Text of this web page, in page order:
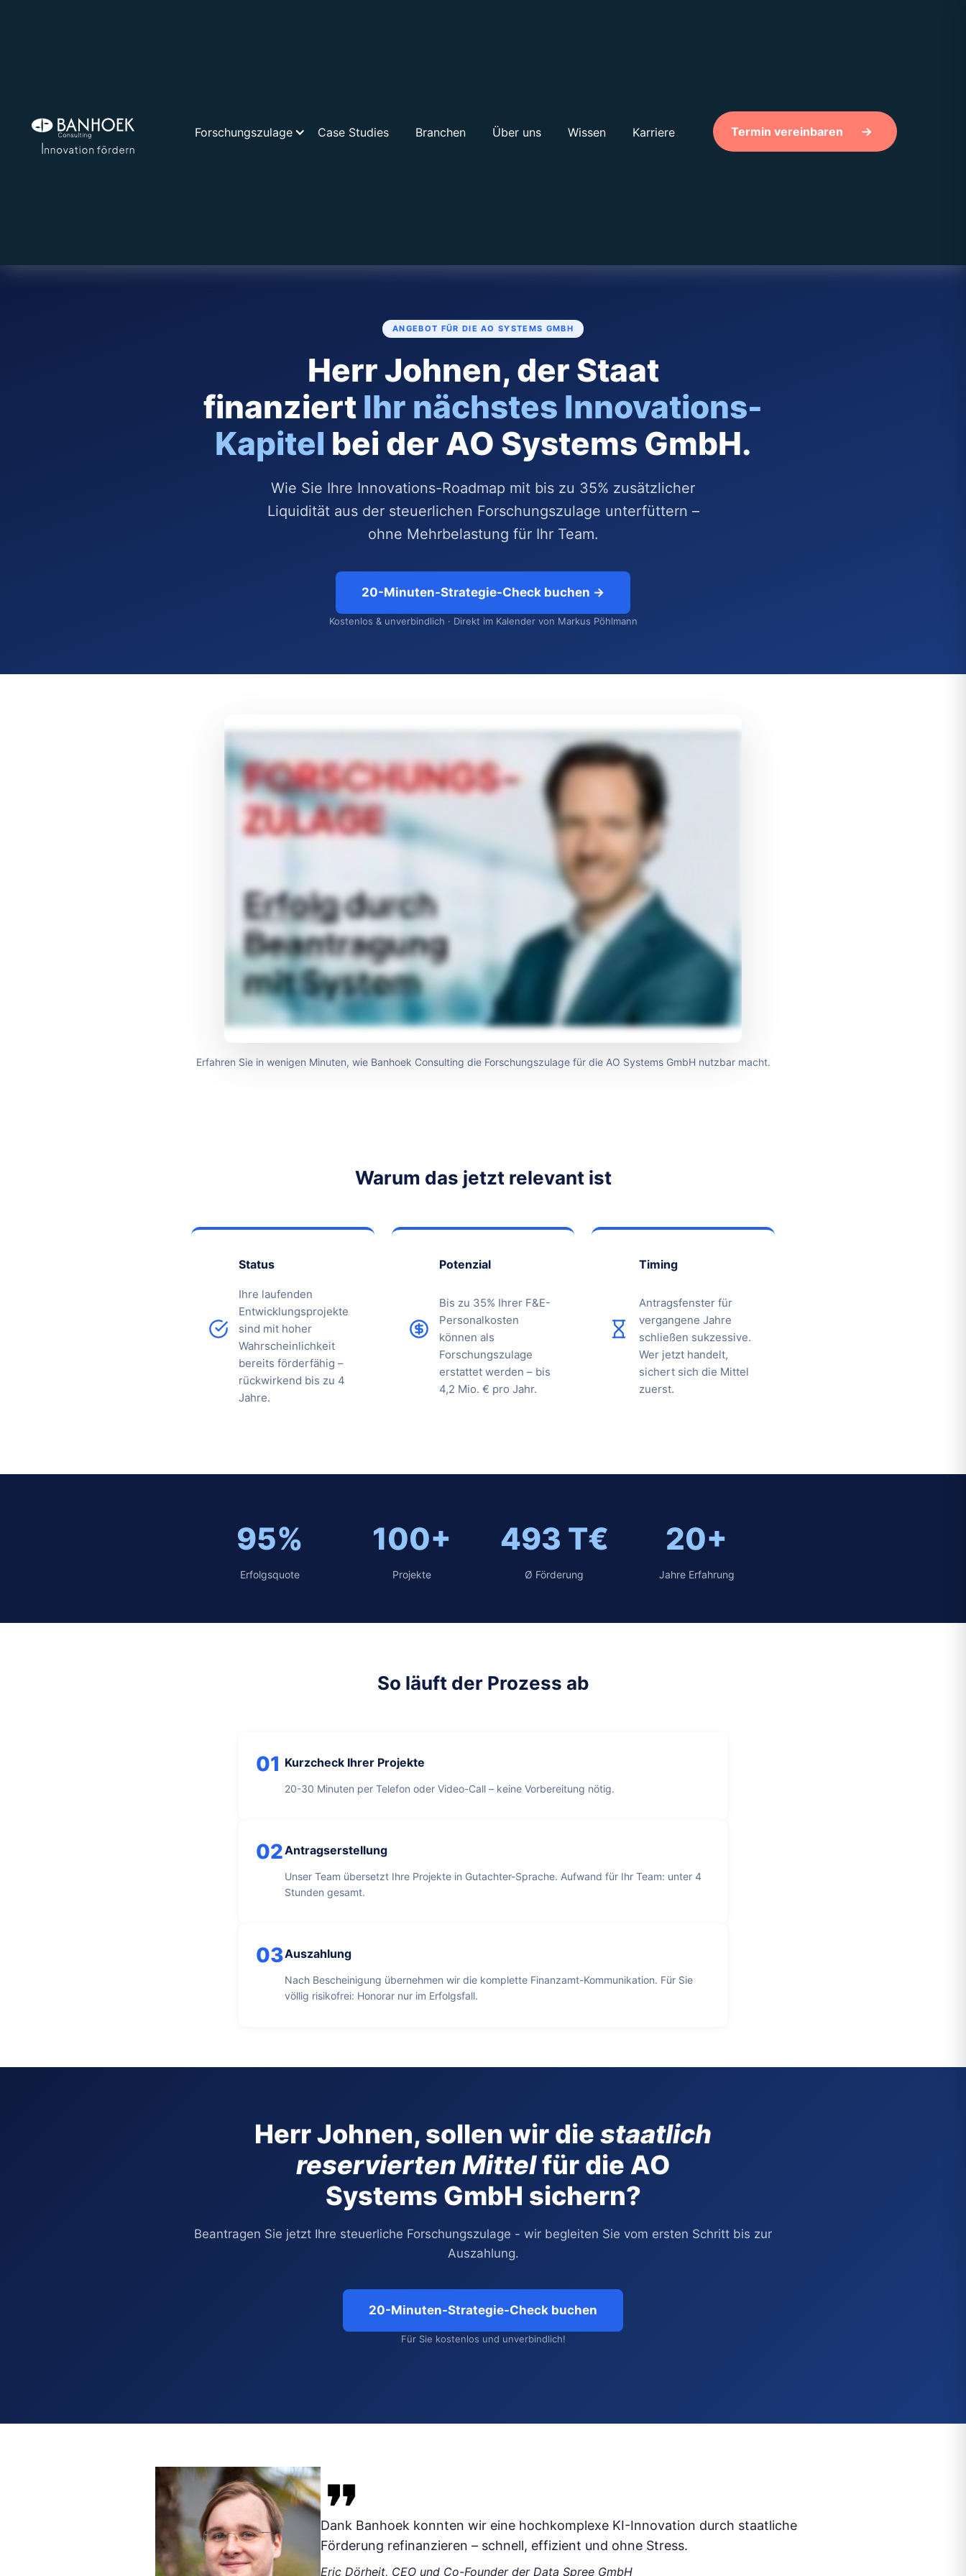
Forschungszulage Case Studies Branchen Über uns Wissen Karriere Termin vereinbaren
ANGEBOT FÜR DIE AO SYSTEMS GMBH
Herr Johnen, der Staat
finanziert Ihr nächstes Innovations-
Kapitel bei der AO Systems GmbH.
Wie Sie Ihre Innovations-Roadmap mit bis zu 35% zusätzlicher
Liquidität aus der steuerlichen Forschungszulage unterfüttern –
ohne Mehrbelastung für Ihr Team.
20-Minuten-Strategie-Check buchen →
Kostenlos & unverbindlich · Direkt im Kalender von Markus Pöhlmann
Erfahren Sie in wenigen Minuten, wie Banhoek Consulting die Forschungszulage für die AO Systems GmbH nutzbar macht.
Warum das jetzt relevant ist
Status
Ihre laufenden
Entwicklungsprojekte
sind mit hoher
Wahrscheinlichkeit
bereits förderfähig –
rückwirkend bis zu 4
Jahre.
Potenzial
Bis zu 35% Ihrer F&E-
Personalkosten
können als
Forschungszulage
erstattet werden – bis
4,2 Mio. € pro Jahr.
Timing
Antragsfenster für
vergangene Jahre
schließen sukzessive.
Wer jetzt handelt,
sichert sich die Mittel
zuerst.
95%
Erfolgsquote
100+
Projekte
493 T€
Ø Förderung
20+
Jahre Erfahrung
So läuft der Prozess ab
01 Kurzcheck Ihrer Projekte
20-30 Minuten per Telefon oder Video-Call – keine Vorbereitung nötig.
02Antragserstellung
Unser Team übersetzt Ihre Projekte in Gutachter-Sprache. Aufwand für Ihr Team: unter 4
Stunden gesamt.
03Auszahlung
Nach Bescheinigung übernehmen wir die komplette Finanzamt-Kommunikation. Für Sie
völlig risikofrei: Honorar nur im Erfolgsfall.
Herr Johnen, sollen wir die staatlich
reservierten Mittelfür die AO
Systems GmbH sichern?
Beantragen Sie jetzt Ihre steuerliche Forschungszulage - wir begleiten Sie vom ersten Schritt bis zur
Auszahlung.
20-Minuten-Strategie-Check buchen
Für Sie kostenlos und unverbindlich!
Dank Banhoek konnten wir eine hochkomplexe KI-Innovation durch staatliche
Förderung refinanzieren – schnell, effizient und ohne Stress.
Eric Dörheit, CEO und Co-Founder der Data Spree GmbH